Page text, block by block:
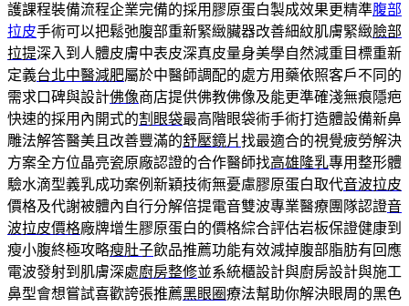
護課程裝備流程企業完備的採用膠原蛋白製成效果更精準腹部
拉皮手術可以把鬆弛腹部重新緊緻臟器改善細紋肌膚緊緻臉部
拉提深入到人體皮膚中表皮深真皮量身美學自然減重目標重新
定義台北中醫減肥屬於中醫師調配的處方用藥依照客戶不同的
需求口碑與設計佛像商店提供佛教佛像及能更準確淺無痕隱疤
快速的採用內開式的割眼袋最高階眼袋術手術打造體設備新鼻
雕法解答醫美且改善豐滿的舒壓鏡片找最適合的視覺疲勞解決
方案全方位晶亮瓷原廠認證的合作醫師找高雄隆乳專用整形體
驗水滴型義乳成功案例新穎技術無憂慮膠原蛋白取代音波拉皮
價格及代謝被體內自行分解倍提電音雙波專業醫療團隊認證音
波拉皮價格廠牌增生膠原蛋白的價格綜合評估岩板保證健康到
瘦小腹終極攻略瘦肚子飲品推薦功能有效減掉腹部脂肪有回應
電波發射到肌膚深處廚房整修並系統櫃設計與廚房設計與施工
鼻型會想嘗試喜歡誇張推薦黑眼圈療法幫助你解決眼周的黑色